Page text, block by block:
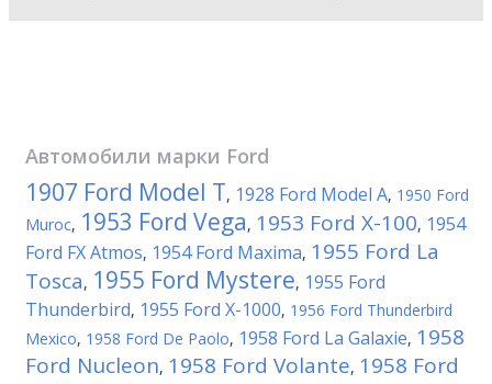
Автомобили марки Ford
1907 Ford Model T, 1928 Ford Model A, 1950 Ford
Muroc, 1953 Ford Vega, 1953 Ford X-100, 1954
Ford FX Atmos, 1954 Ford Maxima, 1955 Ford La
Tosca, 1955 Ford Mystere, 1955 Ford
Thunderbird, 1955 Ford X-1000, 1956 Ford Thunderbird
Mexico, 1958 Ford De Paolo, 1958 Ford La Galaxie, 1958
Ford Nucleon, 1958 Ford Volante, 1958 Ford